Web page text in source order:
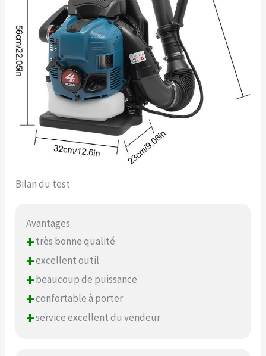
Bilan du test
Avantages
+très bonne qualité
+excellent outil
+beaucoup de puissance
+confortable à porter
+service excellent du vendeur